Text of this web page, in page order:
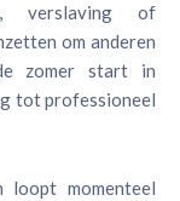
verslaving of
om anderen
zomer start in
tot professioneel
loopt momenteel